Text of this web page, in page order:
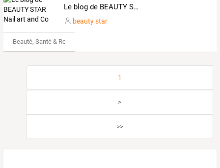
Le blog de BEAUTY STAR Nail art and Co
beauty star
Beauté, Santé & Remise en forme
1
>
>>